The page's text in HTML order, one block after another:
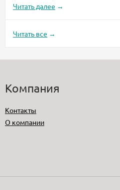
Читать далее →
Читать все →
Компания
Контакты
О компании